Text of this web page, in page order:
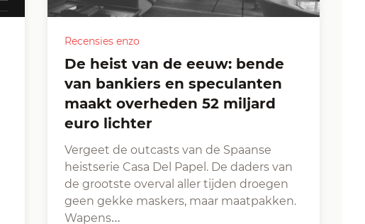
Recensies enzo
De heist van de eeuw: bende
van bankiers en speculanten
maakt overheden 52 miljard
euro lichter
Vergeet de outcasts van de Spaanse
heistserie Casa Del Papel. De daders van
de grootste overval aller tijden droegen
geen gekke maskers, maar maatpakken.
Wapens…